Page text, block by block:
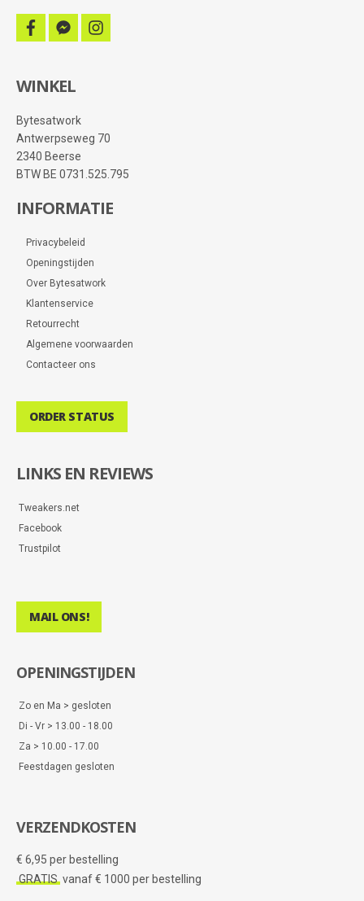
facebook
facebook-
messenger
instagram
WINKEL
Bytesatwork
Antwerpseweg 70
2340 Beerse
BTW BE 0731.525.795
INFORMATIE
Privacybeleid
Openingstijden
Over Bytesatwork
Klantenservice
Retourrecht
Algemene voorwaarden
Contacteer ons
ORDER STATUS
LINKS EN REVIEWS
Tweakers.net
Facebook
Trustpilot
MAIL ONS!
OPENINGSTIJDEN
Zo en Ma > gesloten
Di - Vr > 13.00 - 18.00
Za > 10.00 - 17.00
Feestdagen gesloten
VERZENDKOSTEN
€ 6,95 per bestelling
GRATIS vanaf € 1000 per bestelling